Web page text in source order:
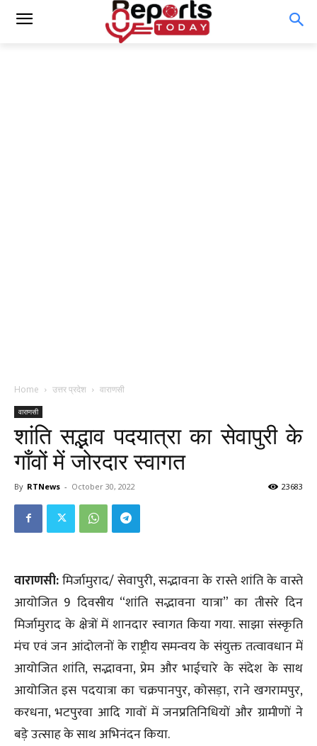
Home उत्तर प्रदेश वाराणसी
वाराणसी
शांति सद्भाव पदयात्रा का सेवापुरी के
गाँवों में जोरदार स्वागत
By RTNews - October 30, 2022 23683
वाराणसी:मिर्जामुराद/ सेवापुरी, सद्भावना के रास्ते शांति के वास्ते
आयोजित 9 दिवसीय “शांति सद्भावना यात्रा” का तीसरे दिन
मिर्जामुराद के क्षेत्रों में शानदार स्वागत किया गया. साझा संस्कृति
मंच एवं जन आंदोलनों के राष्ट्रीय समन्वय के संयुक्त तत्वावधान में
आयोजित शांति, सद्भावना, प्रेम और भाईचारे के संदेश के साथ
आयोजित इस पदयात्रा का चक्रपानपुर, कोसड़ा, राने खगरामपुर,
करधना, भटपुरवा आदि गावों में जनप्रतिनिधियों और ग्रामीणों ने
बड़े उत्साह के साथ अभिनंदन किया.